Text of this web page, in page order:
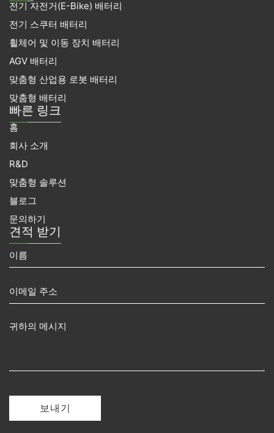
e
b
o
o
k
그
램
인
위
전기 자전거(E-Bike) 배터리
전기 스쿠터 배터리
휠체어 및 이동 장치 배터리
AGV 배터리
맞춤형 산업용 로봇 배터리
맞춤형 배터리
빠른 링크
홈
회사 소개
R&D
맞춤형 솔루션
블로그
문의하기
견적 받기
보내기